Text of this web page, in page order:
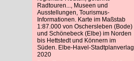
Radtouren..., Museen und
Ausstellungen, Tourismus-
Informationen. Karte im Maßstab
1:87.000 von Oschersleben (Bode)
und Schönebeck (Elbe) im Norden
bis Hettstedt und Könnern im
Süden. Elbe-Havel-Stadtplanverlag
2020